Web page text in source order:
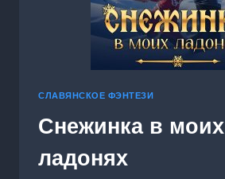
СЛАВЯНСКОЕ ФЭНТЕЗИ
Снежинка в моих
ладонях